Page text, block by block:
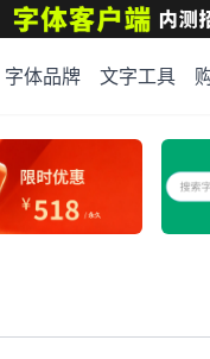
字体品牌 文字工具